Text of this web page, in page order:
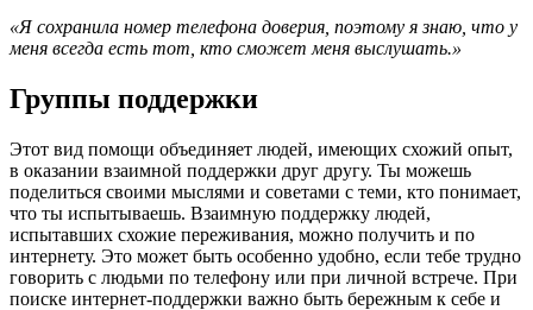
«Я сохранила номер телефона доверия, поэтому я знаю, что у
меня всегда есть тот, кто сможет меня выслушать.»
Группы поддержки
Этот вид помощи объединяет людей, имеющих схожий опыт,
в оказании взаимной поддержки друг другу. Ты можешь
поделиться своими мыслями и советами с теми, кто понимает,
что ты испытываешь. Взаимную поддержку людей,
испытавших схожие переживания, можно получить и по
интернету. Это может быть особенно удобно, если тебе трудно
говорить с людьми по телефону или при личной встрече. При
поиске интернет-поддержки важно быть бережным к себе и